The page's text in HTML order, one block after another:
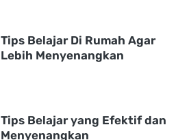
Tips Belajar Di Rumah Agar
Lebih Menyenangkan
Tips Belajar yang Efektif dan
Menyenangkan